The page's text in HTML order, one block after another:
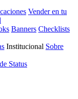
Vender en tu
Banners Checklists
Institucional Sobre
Status